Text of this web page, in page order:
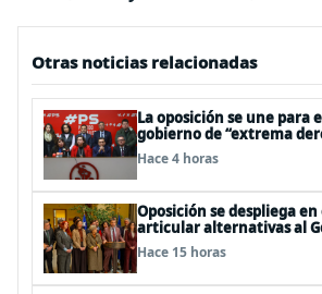
Otras noticias relacionadas
La oposición se une para
gobierno de “extrema
Hace 4 horas
Oposición se despliega
articular alternativas al
Hace 15 horas